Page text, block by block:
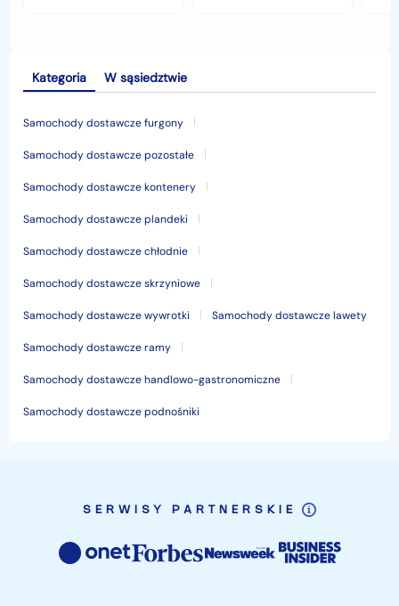
Kategoria
Samochody dostawcze furgony
Samochody dostawcze pozostałe
Samochody dostawcze kontenery
Samochody dostawcze plandeki
Samochody dostawcze chłodnie
Samochody dostawcze skrzyniowe
Samochody dostawcze wywrotki Samochody dostawcze lawety
Samochody dostawcze ramy
Samochody dostawcze handlowo-gastronomiczne
Samochody dostawcze podnośniki
W sąsiedztwie
SERWISY PARTNERSKIE